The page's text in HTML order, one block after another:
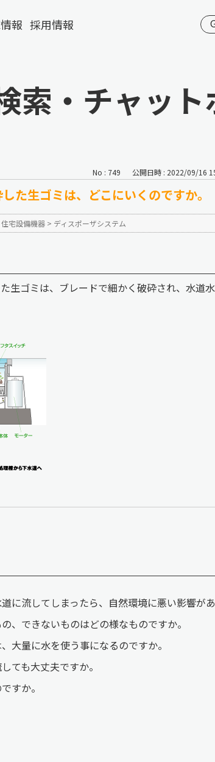
報 採用情報
・チャット
No : 749 公開日時 : 2022/09/16
た生ゴミは、どこにいくのですか。
住宅設備機器 > ディスポーザシステム
生ゴミは、ブレードで細かく破砕され、水道
に流してしまったら、自然環境に悪い影響が
、できないものはどの様なものですか。
大量に水を使う事になるのですか。
ても大丈夫ですか。
すか。